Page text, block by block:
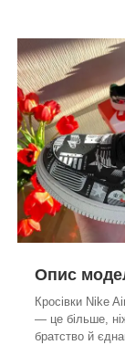
Опис
Кросівки Nike
— це більше,
братство й